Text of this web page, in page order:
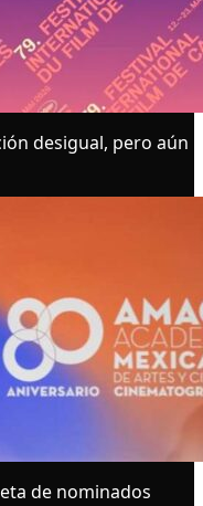
desigual, pero aún
de nominados